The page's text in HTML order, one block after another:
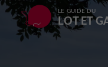
LE GUIDE DU
LOT ET